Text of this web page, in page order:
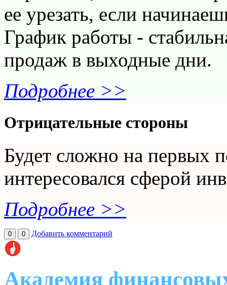
ее урезать, если
График работы -
продаж в выходные дни.
Подробнее >>
Отрицательные стороны
Будет сложно на первых
интересовался сферой
Подробнее >>
0 0 Добавить комментарий
Академия